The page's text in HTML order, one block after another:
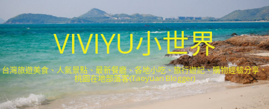
VIVIYU小世界
台灣旅遊美食、人氣景點、最新餐廳、各地小吃、旅行遊記、購物經驗分享．
桃園在地部落客(Taoyuan Blogger)